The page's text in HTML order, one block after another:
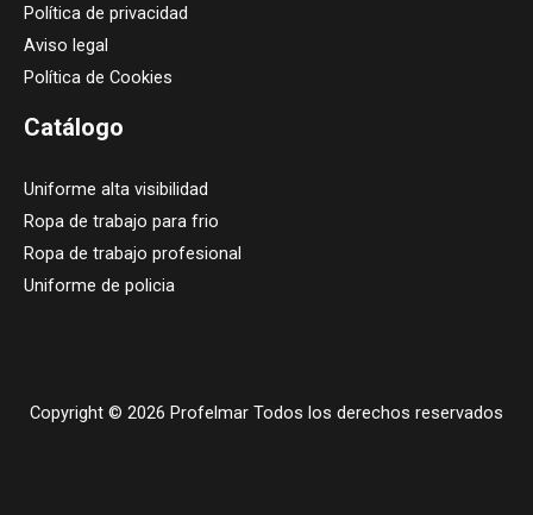
Política de privacidad
Aviso legal
Política de Cookies
Catálogo
Uniforme alta visibilidad
Ropa de trabajo para frio
Ropa de trabajo profesional
Uniforme de policia
Copyright © 2026 Profelmar Todos los derechos reservados